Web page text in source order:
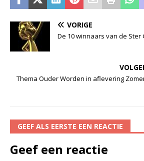
VORIGE
De 10 winnaars van de Ster
Thema Ouder Worden in aflevering
GEEF ALS EERSTE EEN REACTIE
Geef een reactie